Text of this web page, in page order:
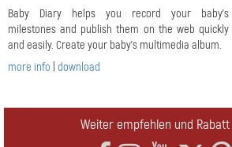
Baby Diary helps you record your baby's
milestones and publish them on the web quickly
and easily. Create your baby's multimedia album.
more info download
Weiter empfehlen und